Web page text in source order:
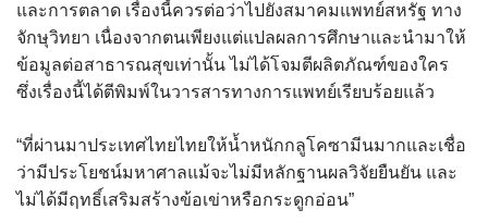
และการตลาด เรื่องนี้ควรต่อว่าไปยังสมาคมแพทย์สหรัฐ ทาง
จักษุวิทยา เนื่องจากตนเพียงแต่แปลผลการศึกษาและนำมาให้
ข้อมูลต่อสาธารณสุขเท่านั้น ไม่ได้โจมตีผลิตภัณฑ์ของใคร
ซึ่งเรื่องนี้ได้ตีพิมพ์ในวารสารทางการแพทย์เรียบร้อยแล้ว
“ที่ผ่านมาประเทศไทยไทยให้น้ำหนักกลูโคซามีนมากและเชื่อ
ว่ามีประโยชน์มหาศาลแม้จะไม่มีหลักฐานผลวิจัยยืนยัน และ
ไม่ได้มีฤทธิ์เสริมสร้างข้อเข่าหรือกระดูกอ่อน”